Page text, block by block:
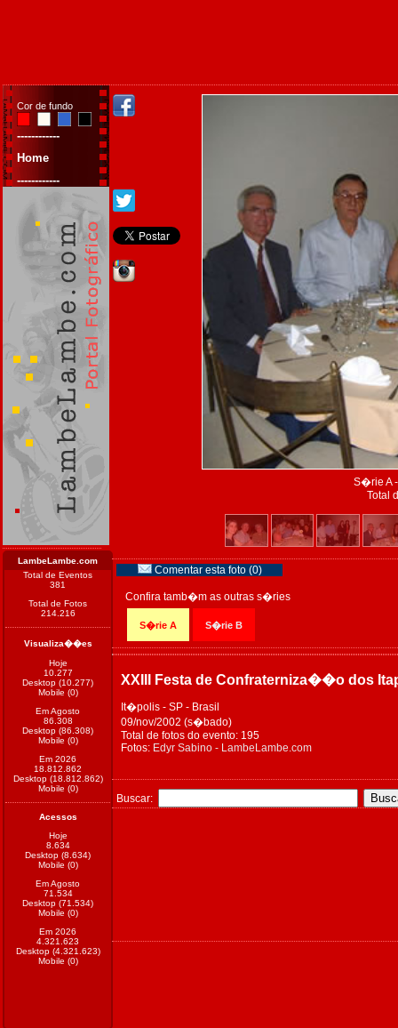
Cor de fundo
------------
Home
------------
LambeLambe.com
Total de Eventos
381
Total de Fotos
214.216
Visualiza��es
Hoje
10.277
Desktop (10.277)
Mobile (0)
Em Agosto
86.308
Desktop (86.308)
Mobile (0)
Em 2026
18.812.862
Desktop (18.812.862)
Mobile (0)
Acessos
Hoje
8.634
Desktop (8.634)
Mobile (0)
Em Agosto
71.534
Desktop (71.534)
Mobile (0)
Em 2026
4.321.623
Desktop (4.321.623)
Mobile (0)
S�rie A
Total
Comentar esta foto (0)
Confira tamb�m as outras s�ries
S�rie A S�rie B
XXIII Festa de Confraterniza��o dos
It�polis - SP - Brasil
09/nov/2002 (s�bado)
Total de fotos do evento: 195
Fotos: Edyr Sabino - LambeLambe.com
Buscar: